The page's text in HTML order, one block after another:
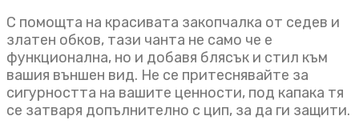
С помощта на красивата закопчалка от седев и
златен обков, тази чанта не само че е
функционална, но и добавя блясък и стил към
вашия външен вид. Не се притеснявайте за
сигурността на вашите ценности, под капака тя
се затваря допълнително с цип, за да ги защити.